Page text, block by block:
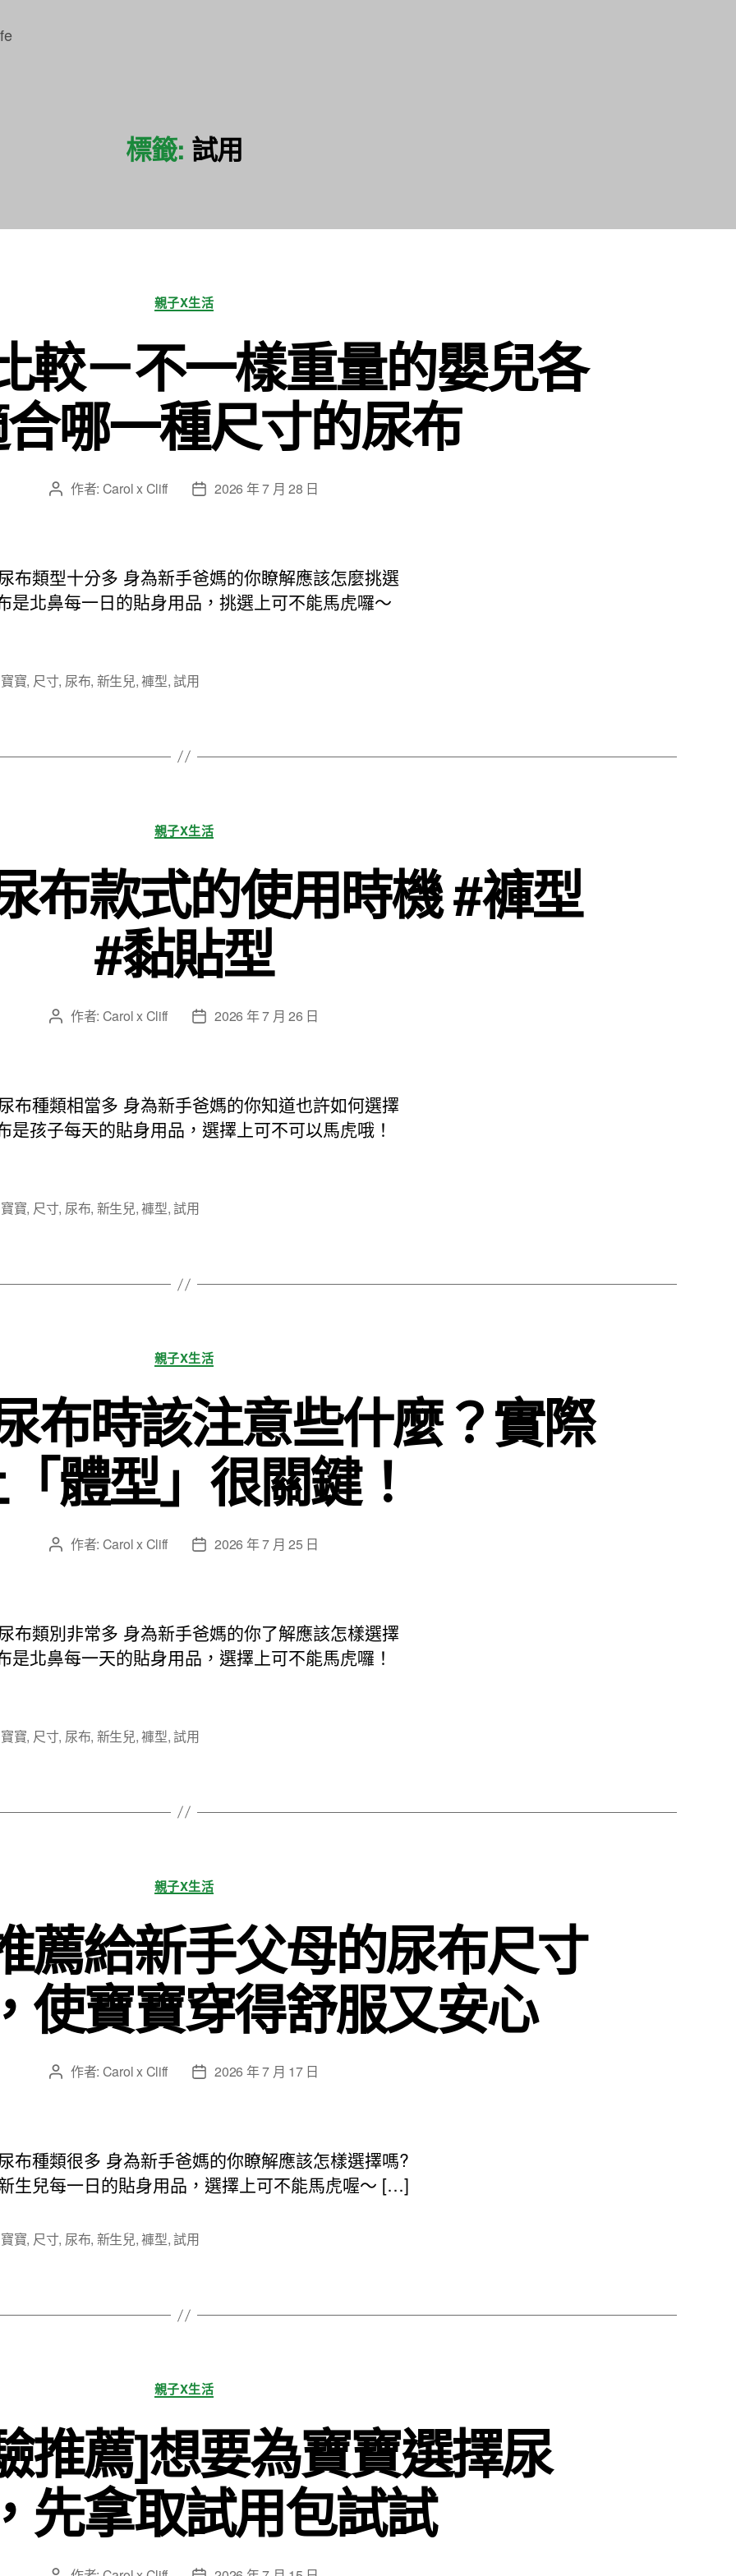
標籤: 試用
分
類
親子X生活
較－不一樣重量的嬰兒各
哪一種尺寸的尿布
文 作者: Carol x Cliff
文
日
期
2026 年 7 月 28 日
布類型十分多 身為新手爸媽的你瞭解應該怎麼挑選
是北鼻每一日的貼身用品，挑選上可不能馬虎囉～
寶寶, 尺寸, 尿布, 新生兒,褲型,試用
分
類
親子X生活
布款式的使用時機 #褲型
#黏貼型
文 作者: Carol x Cliff
文
日
期
2026 年 7 月 26 日
布種類相當多 身為新手爸媽的你知道也許如何選擇
是孩子每天的貼身用品，選擇上可不可以馬虎哦！
寶寶, 尺寸, 尿布, 新生兒,褲型,試用
分
類
親子X生活
布時該注意些什麼？實際
體型」很關鍵！
文 作者: Carol x Cliff
文
日
期
2026 年 7 月 25 日
布類別非常多 身為新手爸媽的你了解應該怎樣選擇
是北鼻每一天的貼身用品，選擇上可不能馬虎囉！
寶寶, 尺寸, 尿布, 新生兒,褲型,試用
分
類
親子X生活
薦給新手父母的尿布尺寸
使寶寶穿得舒服又安心
文 作者: Carol x Cliff
文
日
期
2026 年 7 月 17 日
布種類很多 身為新手爸媽的你瞭解應該怎樣選擇嗎?
生兒每一日的貼身用品，選擇上可不能馬虎喔～ […]
寶寶, 尺寸, 尿布, 新生兒,褲型,試用
分
類
親子X生活
推薦]想要為寶寶選擇尿
先拿取試用包試試